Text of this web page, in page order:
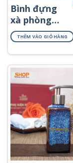
Bình đựng
xà phòng
cao cấp
PKNT-55
THÊM VÀO GIỎ HÀNG